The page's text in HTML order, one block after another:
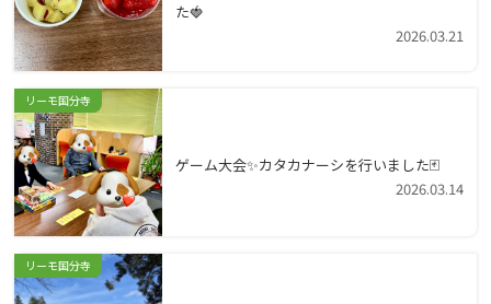
た🍓
2026.03.21
リーモ国分寺
ゲーム大会✨カタカナーシを行いました🃏
2026.03.14
リーモ国分寺